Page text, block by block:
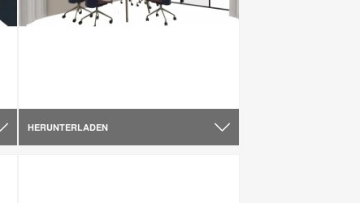
HERUNTERLADEN